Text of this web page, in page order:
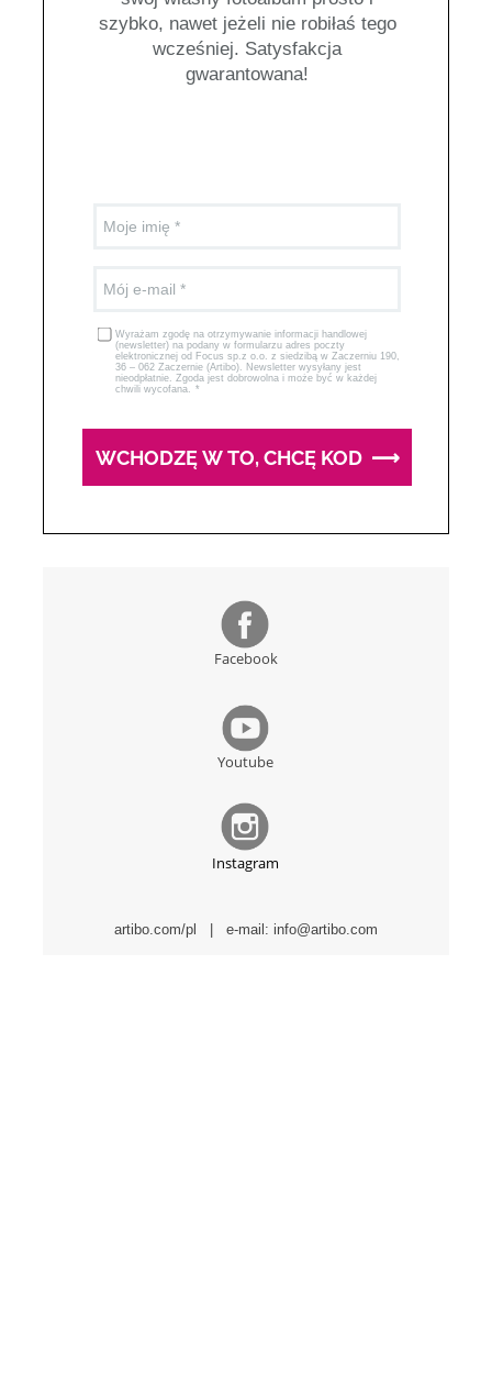
szybko, nawet jeżeli nie robiłaś tego
wcześniej. Satysfakcja
gwarantowana!
Moje imię
Mój e-mail
WCHODZĘ W TO, CHCĘ KOD ⟶
Wyrażam zgodę na otrzymywanie informacji handlowej
(newsletter) na podany w formularzu adres poczty
elektronicznej od Focus sp.z o.o. z siedzibą w Zaczerniu 190,
36 – 062 Zaczernie (Artibo). Newsletter wysyłany jest
nieodpłatnie. Zgoda jest dobrowolna i może być w każdej
chwili wycofana.
artibo.com/pl | e-mail: info@artibo.com
Instagram
Facebook
Youtube